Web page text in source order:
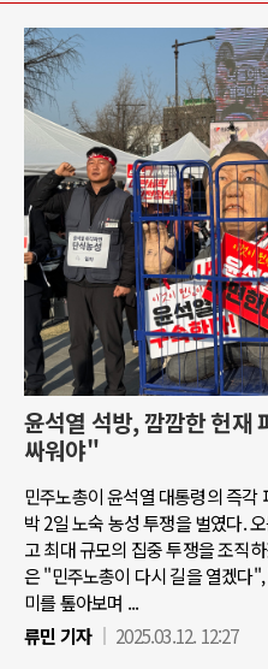
윤석열 석방, 깜깜한 헌재
싸워야"
민주노총이 윤석열 대통령의 즉각
박 2일 노숙 농성 투쟁을 벌였다.
고 최대 규모의 집중 투쟁을 조직
은 "민주노총이 다시 길을 열겠다
미를 톺아보며 ...
류민 기자
2025.03.12. 12:27